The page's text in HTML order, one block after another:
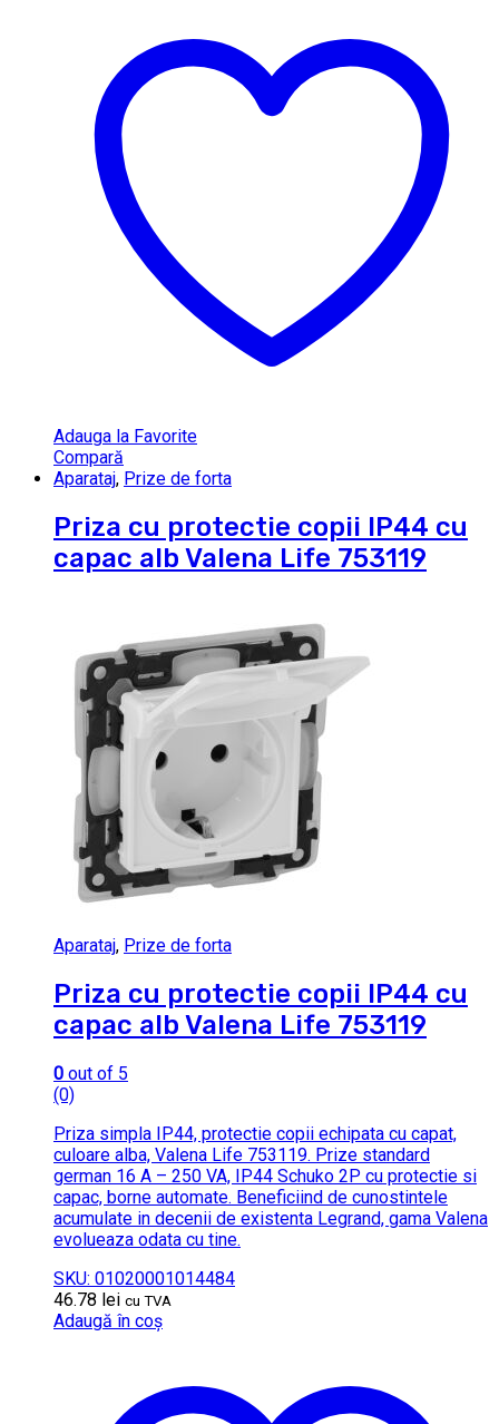
Adauga la Favorite
Compară
Aparataj, Prize de forta
Priza cu protectie copii IP44 cu
capac alb Valena Life 753119
Aparataj, Prize de forta
Priza cu protectie copii IP44 cu
capac alb Valena Life 753119
0 out of 5
(0)
Priza simpla IP44, protectie copii echipata cu capat,
culoare alba, Valena Life 753119. Prize standard
german 16 A – 250 VA, IP44 Schuko 2P cu protectie si
capac, borne automate. Beneficiind de cunostintele
acumulate in decenii de existenta Legrand, gama Valena
evolueaza odata cu tine.
SKU: 01020001014484
46.78 lei cu TVA
Adaugă în coș